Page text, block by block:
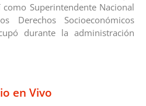
Superintendente Nacional
Socioeconómicos
durante la administración
en Vivo